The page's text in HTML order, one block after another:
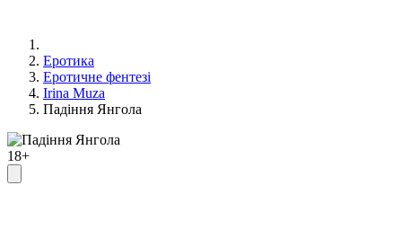
Еротика
Еротичне фентезі
Irina Muza
Падіння Янгола
18+